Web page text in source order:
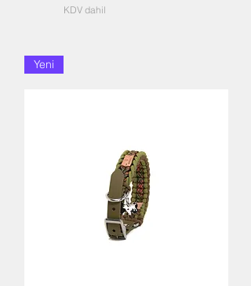
KDV dahil
Yeni